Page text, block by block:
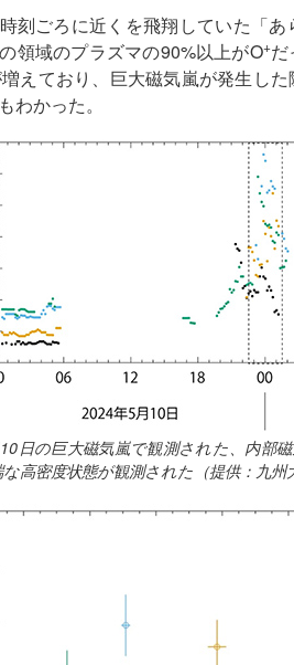
刻ごろに近くを飛翔していた「
領域のプラズマの90%以上がO+だ
えており、巨大磁気嵐が発生し
わかった。
日の巨大磁気嵐で観測された、内部
高密度状態が観測された（提供：九州